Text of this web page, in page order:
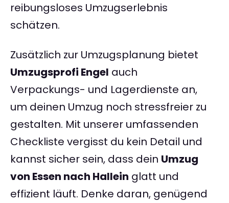
reibungsloses Umzugserlebnis
schätzen.
Zusätzlich zur Umzugsplanung bietet
Umzugsprofi Engel auch
Verpackungs- und Lagerdienste an,
um deinen Umzug noch stressfreier zu
gestalten. Mit unserer umfassenden
Checkliste vergisst du kein Detail und
kannst sicher sein, dass dein Umzug
von Essen nach Hallein glatt und
effizient läuft. Denke daran, genügend